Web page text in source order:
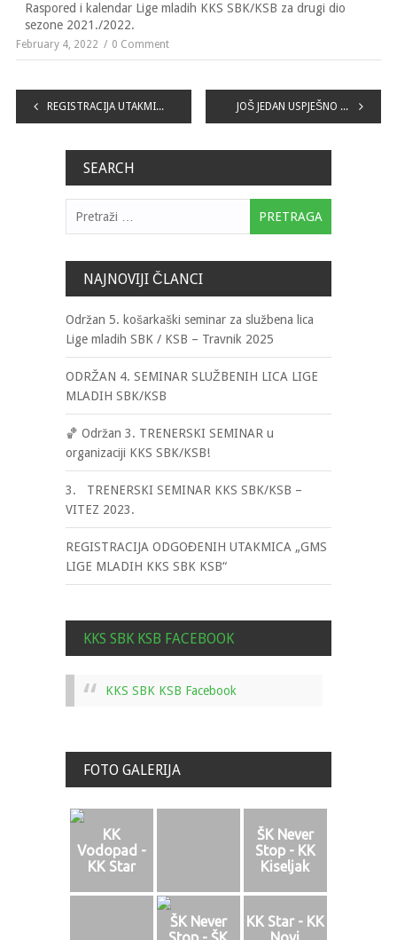
Raspored i kalendar Lige mladih KKS SBK/KSB za drugi dio
sezone 2021./2022.
February 4, 2022 0 Comment
Navigacija
REGISTRACIJA UTAKMICA XI. KOLA „No1 LIGE MLADIH KKS SBK KSB“ JOŠ JEDAN USPJEŠNO ZAVRŠEN PROJEKT ŠKOLE KOŠARKE „PRVI KOŠ“ VITEZ
SEARCH
NAJNOVIJI ČLANCI
Održan 5. košarkaški seminar za službena lica
Lige mladih SBK / KSB – Travnik 2025
ODRŽAN 4. SEMINAR SLUŽBENIH LICA LIGE
MLADIH SBK/KSB
🏀 Održan 3. TRENERSKI SEMINAR u
organizaciji KKS SBK/KSB!
3. TRENERSKI SEMINAR KKS SBK/KSB –
VITEZ 2023.
REGISTRACIJA ODGOĐENIH UTAKMICA „GMS
LIGE MLADIH KKS SBK KSB“
KKS SBK KSB FACEBOOK
KKS SBK KSB Facebook
FOTO GALERIJA
KK
Vodopad -
KK Star
ŠK Never
Stop - KK
Kiseljak
ŠK Never
KK Star - KK